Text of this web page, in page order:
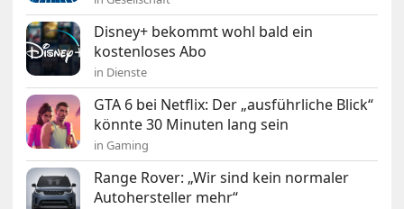
Disney+ bekommt wohl bald ein
kostenloses Abo
in Dienste
GTA 6 bei Netflix: Der „ausführliche Blick“
könnte 30 Minuten lang sein
in Gaming
Range Rover: „Wir sind kein normaler
Autohersteller mehr“